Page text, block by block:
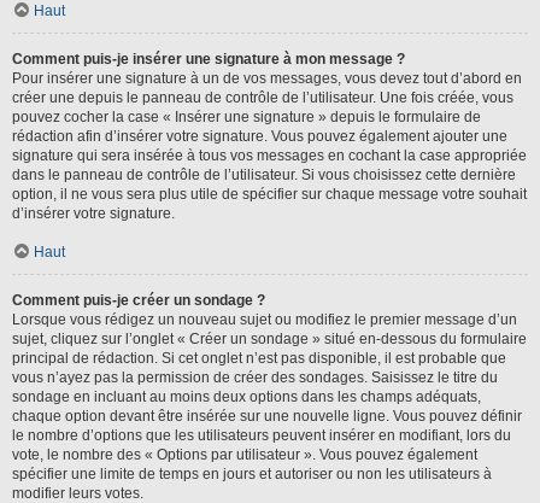
Haut
Comment puis-je insérer une signature à mon message ?
Pour insérer une signature à un de vos messages, vous devez tout d’abord en
créer une depuis le panneau de contrôle de l’utilisateur. Une fois créée, vous
pouvez cocher la case « Insérer une signature » depuis le formulaire de
rédaction afin d’insérer votre signature. Vous pouvez également ajouter une
signature qui sera insérée à tous vos messages en cochant la case appropriée
dans le panneau de contrôle de l’utilisateur. Si vous choisissez cette dernière
option, il ne vous sera plus utile de spécifier sur chaque message votre souhait
d’insérer votre signature.
Haut
Comment puis-je créer un sondage ?
Lorsque vous rédigez un nouveau sujet ou modifiez le premier message d’un
sujet, cliquez sur l’onglet « Créer un sondage » situé en-dessous du formulaire
principal de rédaction. Si cet onglet n’est pas disponible, il est probable que
vous n’ayez pas la permission de créer des sondages. Saisissez le titre du
sondage en incluant au moins deux options dans les champs adéquats,
chaque option devant être insérée sur une nouvelle ligne. Vous pouvez définir
le nombre d’options que les utilisateurs peuvent insérer en modifiant, lors du
vote, le nombre des « Options par utilisateur ». Vous pouvez également
spécifier une limite de temps en jours et autoriser ou non les utilisateurs à
modifier leurs votes.